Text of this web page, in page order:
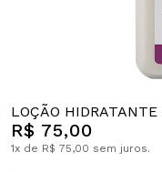
LOÇÃO
R$ 75,00
1x de R$ 75,00 sem juros.